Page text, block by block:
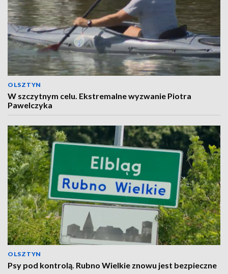
OLSZTYN
W szczytnym celu. Ekstremalne wyzwanie Piotra
Pawelczyka
OLSZTYN
Psy pod kontrolą. Rubno Wielkie znowu jest bezpieczne